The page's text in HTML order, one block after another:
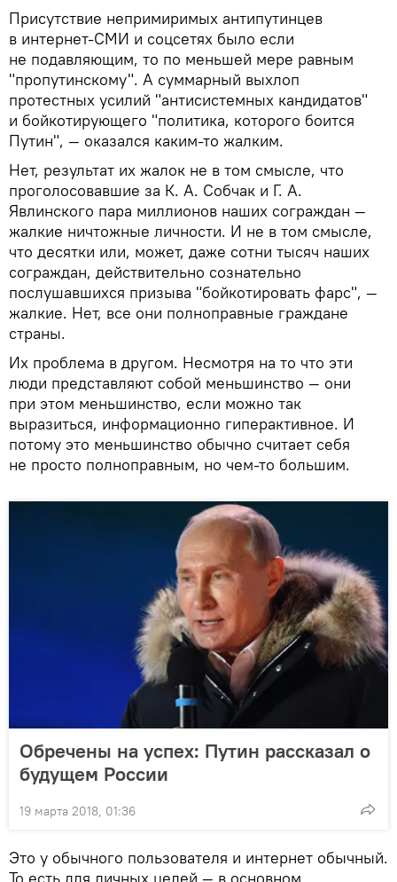
Присутствие непримиримых антипутинцев
в интернет-СМИ и соцсетях было если
не подавляющим, то по меньшей мере равным
"пропутинскому". А суммарный выхлоп
протестных усилий "антисистемных кандидатов"
и бойкотирующего "политика, которого боится
Путин", — оказался каким-то жалким.
Нет, результат их жалок не в том смысле, что
проголосовавшие за К. А. Собчак и Г. А.
Явлинского пара миллионов наших сограждан —
жалкие ничтожные личности. И не в том смысле,
что десятки или, может, даже сотни тысяч наших
сограждан, действительно сознательно
послушавшихся призыва "бойкотировать фарс", —
жалкие. Нет, все они полноправные граждане
страны.
Их проблема в другом. Несмотря на то что эти
люди представляют собой меньшинство — они
при этом меньшинство, если можно так
выразиться, информационно гиперактивное. И
потому это меньшинство обычно считает себя
не просто полноправным, но чем-то большим.
Обречены на успех: Путин рассказал о
будущем России
19 марта 2018, 01:36
Это у обычного пользователя и интернет обычный.
То есть для личных целей — в основном